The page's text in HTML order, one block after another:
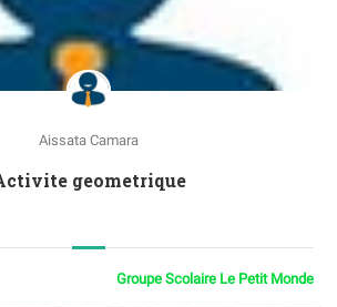
Aissata Camara
Activite geometrique
Groupe Scolaire Le Petit Monde